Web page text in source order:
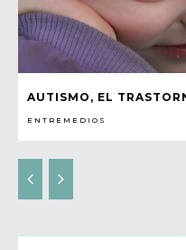
AUTISMO, EL
ENTREMEDIOS